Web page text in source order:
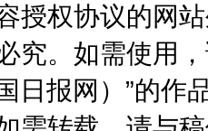
授权协议的网
究。如需使用
日报网）”的作